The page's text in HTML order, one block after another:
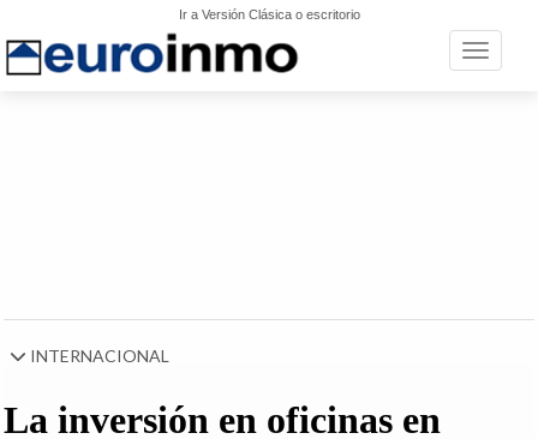
Ir a Versión Clásica o escritorio
Toggle
INTERNACIONAL
La inversión en oficinas en